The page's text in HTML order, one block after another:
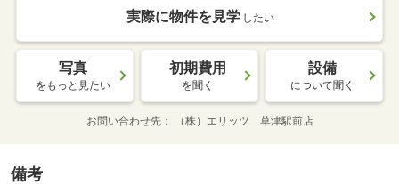
実際に物件を見学 したい
写真
をもっと見たい
初期費用
を聞く
設備
について聞く
お問い合わせ先 （株）エリッツ 草津駅前店
備考